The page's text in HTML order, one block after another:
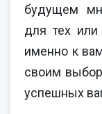
будущем
для тех
именно к
своим
успешных